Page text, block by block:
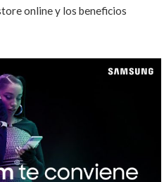
online y los beneficios